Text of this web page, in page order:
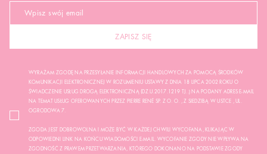
ZAPISZ SIĘ
WYRAŻAM ZGODĘ NA PRZESYŁANIE INFORMACJI HANDLOWYCH ZA POMOCĄ ŚRODKÓW
KOMUNIKACJI ELEKTRONICZNEJ W ROZUMIENIU USTAWY Z DNIA 18 LIPCA 2002 ROKU O
ŚWIADCZENIE USŁUG DROGĄ ELEKTRONICZNĄ (DZ.U.2017.1219 TJ..) NA PODANY ADRES E-MAIL
NA TEMAT USŁUG OFEROWANYCH PRZEZ PIERRE RENÉ SP. Z O. O. , Z SIEDZIBĄ W USTCE , UL.
OGRODOWA 7.
ZGODA JEST DOBROWOLNA I MOŻE BYĆ W KAŻDEJ CHWILI WYCOFANA, KLIKAJĄC W
ODPOWIEDNI LINK NA KOŃCU WIADOMOŚCI E-MAIL. WYCOFANIE ZGODY NIE WPŁYWA NA
ZGODNOŚĆ Z PRAWEM PRZETWARZANIA, KTÓREGO DOKONANO NA PODSTAWIE ZGODY